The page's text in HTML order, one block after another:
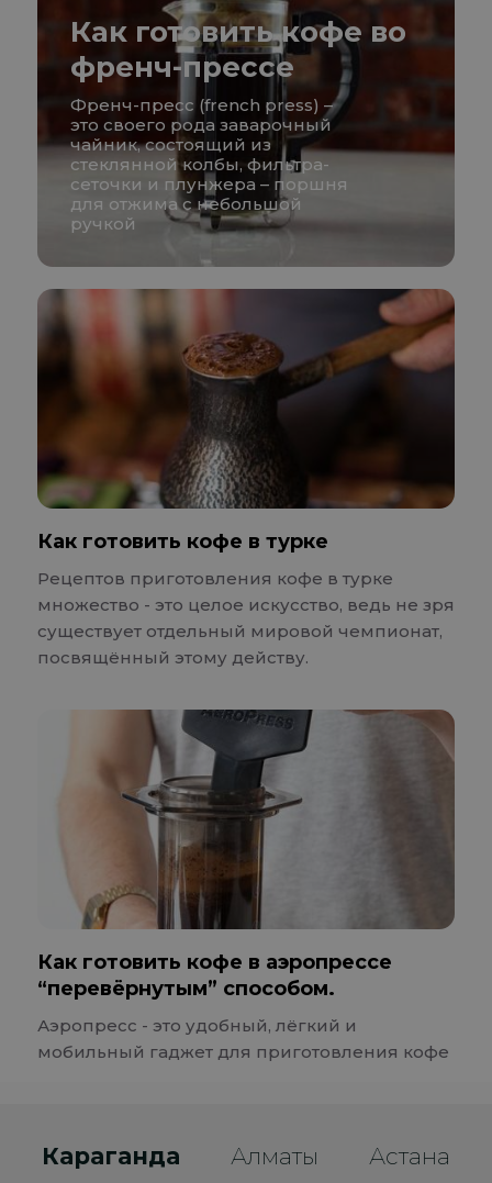
Как готовить кофе во
френч-прессе
Френч-пресс (french press) –
это своего рода заварочный
чайник, состоящий из
стеклянной колбы, фильтра-
сеточки и плунжера – поршня
для отжима с небольшой
ручкой
Как готовить кофе в турке
Рецептов приготовления кофе в турке
множество - это целое искусство, ведь не зря
существует отдельный мировой чемпионат,
посвящённый этому действу.
Как готовить кофе в аэропрессе
“перевёрнутым” способом.
Аэропресс - это удобный, лёгкий и
мобильный гаджет для приготовления кофе
Караганда Алматы Астана